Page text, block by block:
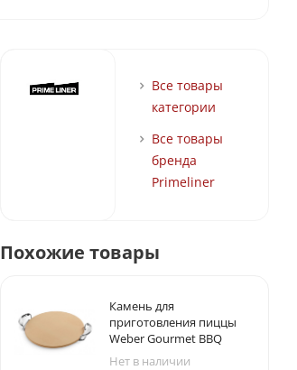
Все товары
категории
Все товары
бренда
Primeliner
Похожие товары
Камень для
приготовления пиццы
Weber Gourmet BBQ
System
Нет в наличии